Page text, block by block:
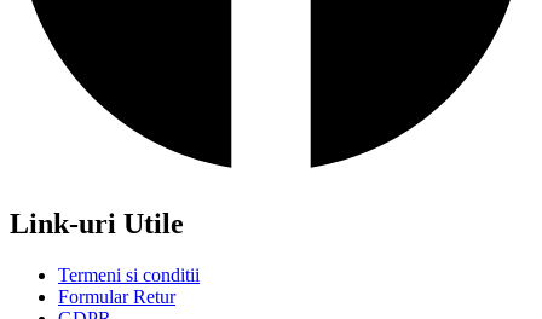
Link-uri Utile
Termeni si conditii
Formular Retur